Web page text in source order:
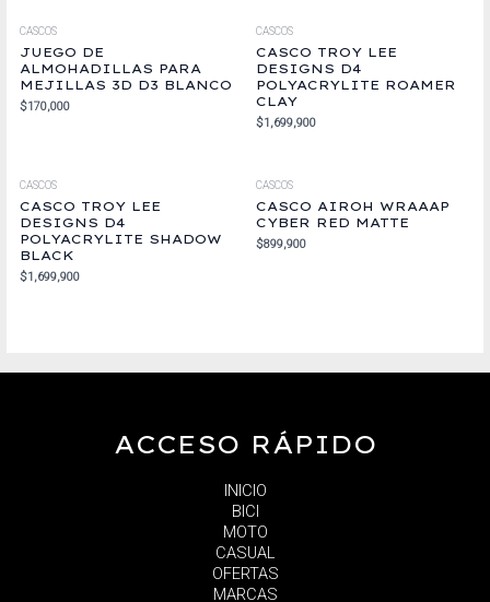
CASCOS
JUEGO DE
ALMOHADILLAS PARA
MEJILLAS 3D D3 BLANCO
$170,000
CASCOS
CASCO TROY LEE
DESIGNS D4
POLYACRYLITE ROAMER
CLAY
$1,699,900
CASCOS
CASCO TROY LEE
DESIGNS D4
POLYACRYLITE SHADOW
BLACK
$1,699,900
CASCOS
CASCO AIROH WRAAAP
CYBER RED MATTE
$899,900
ACCESO RÁPIDO
INICIO
BICI
MOTO
CASUAL
OFERTAS
MARCAS